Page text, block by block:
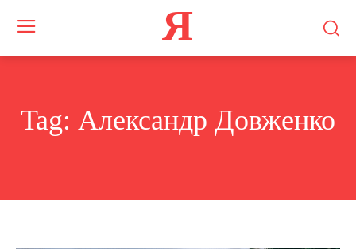
Я
Tag: Александр Довженко